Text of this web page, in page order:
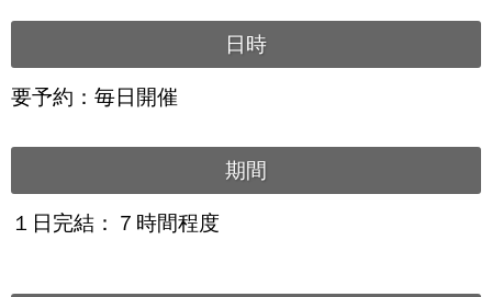
日時
要予約：毎日開催
期間
１日完結：７時間程度